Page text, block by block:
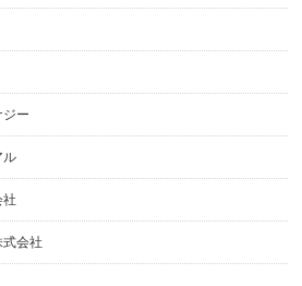
ー
ル
会社